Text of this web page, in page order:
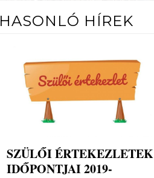
HASONLÓ HÍREK
SZÜLŐI ÉRTEKEZLETEK
IDŐPONTJAI 2019-